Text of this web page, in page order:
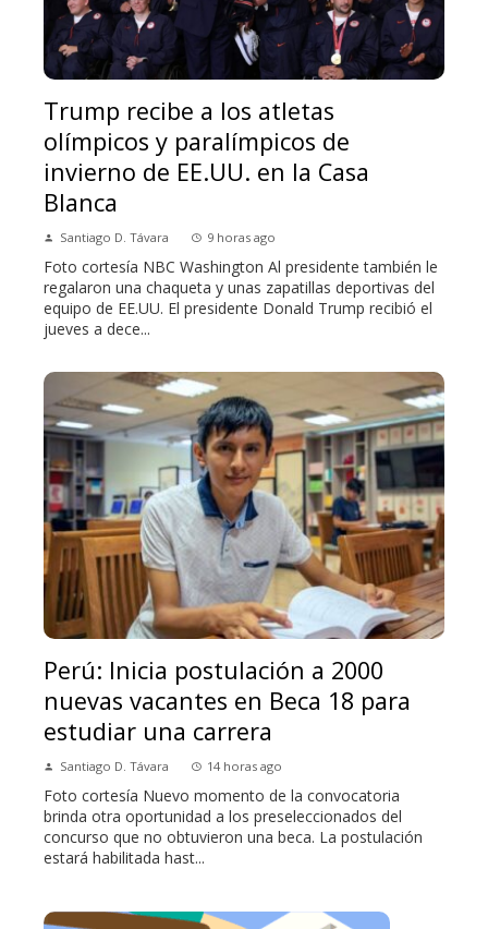
Trump recibe a los atletas
olímpicos y paralímpicos de
invierno de EE.UU. en la Casa
Blanca
Santiago D. Távara 9 horas ago
Foto cortesía NBC Washington Al presidente también le
regalaron una chaqueta y unas zapatillas deportivas del
equipo de EE.UU. El presidente Donald Trump recibió el
jueves a dece...
Perú: Inicia postulación a 2000
nuevas vacantes en Beca 18 para
estudiar una carrera
Santiago D. Távara 14 horas ago
Foto cortesía Nuevo momento de la convocatoria
brinda otra oportunidad a los preseleccionados del
concurso que no obtuvieron una beca. La postulación
estará habilitada hast...